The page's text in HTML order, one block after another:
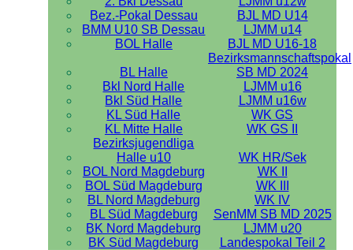
Bez.-Pokal Dessau
BJL MD U14
BMM U10 SB Dessau
LJMM u14
BOL Halle
BJL MD U16-18
BL Halle
Bezirksmannschaftspokal
SB MD 2024
Bkl Nord Halle
LJMM u16
Bkl Süd Halle
LJMM u16w
KL Süd Halle
WK GS
KL Mitte Halle
WK GS II
Bezirksjugendliga
Halle u10
WK HR/Sek
BOL Nord Magdeburg
WK II
BOL Süd Magdeburg
WK III
BL Nord Magdeburg
WK IV
BL Süd Magdeburg
SenMM SB MD 2025
BK Nord Magdeburg
LJMM u20
BK Süd Magdeburg
Landespokal Teil 2